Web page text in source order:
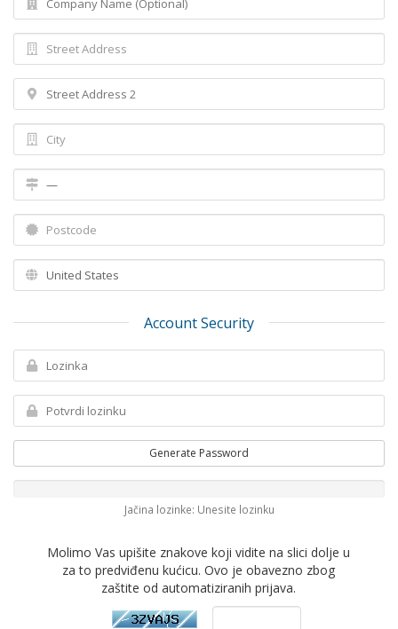
Account Security
Generate Password
Jačina lozinke: Unesite lozinku
Molimo Vas upišite znakove koji vidite na slici dolje u
za to predviđenu kućicu. Ovo je obavezno zbog
zaštite od automatiziranih prijava.